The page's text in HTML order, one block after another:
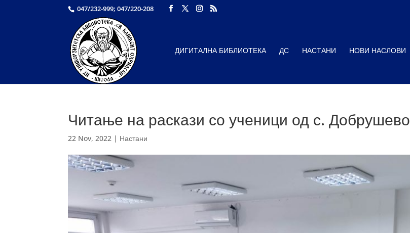
047/232-999; 047/220-208
ДИГИТАЛНА БИБЛИОТЕКА ДС НАСТАНИ НОВИ НАСЛОВИ
Читање на раскази со ученици од с. Добрушево
22 Nov, 2022 | Настани